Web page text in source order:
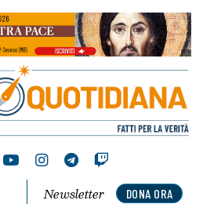
DONA ORA
Newsletter